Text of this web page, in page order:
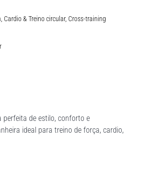
Cardio & Treino circular, Cross-training
perfeita de estilo, conforto e
ideal para treino de força, cardio,